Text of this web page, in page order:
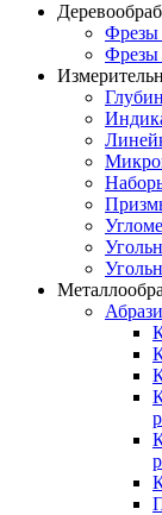
Фрезы
Фрезы